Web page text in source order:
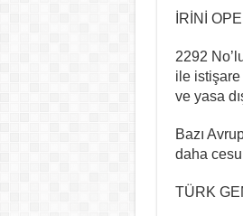
İRİNİ
2292
ile istişare
ve yasa
Bazı
daha
TÜRK